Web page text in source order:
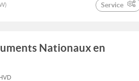
Service
Nationaux en